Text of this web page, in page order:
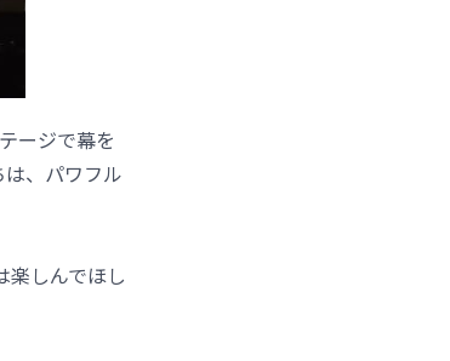
ージで幕を
、パワフル
楽しんでほし